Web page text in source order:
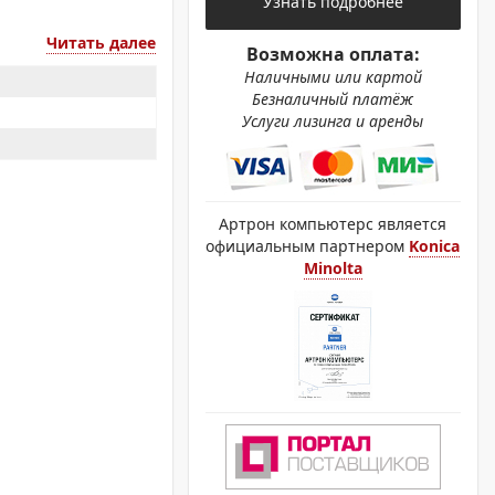
Читать далее Возможна оплата:
Наличными или картой
Безналичный платёж
Услуги лизинга и аренды
Артрон компьютерс является
официальным партнером Konica
Minolta